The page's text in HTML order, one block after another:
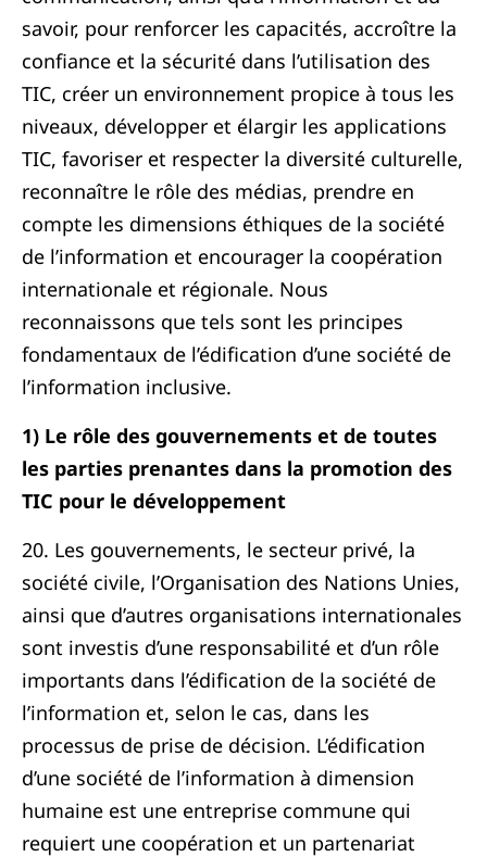
savoir, pour renforcer les capacités, accroître la
confiance et la sécurité dans l’utilisation des
TIC, créer un environnement propice à tous les
niveaux, développer et élargir les applications
TIC, favoriser et respecter la diversité culturelle,
reconnaître le rôle des médias, prendre en
compte les dimensions éthiques de la société
de l’information et encourager la coopération
internationale et régionale. Nous
reconnaissons que tels sont les principes
fondamentaux de l’édification d’une société de
l’information inclusive.
1) Le rôle des gouvernements et de toutes
les parties prenantes dans la promotion des
TIC pour le développement
20. Les gouvernements, le secteur privé, la
société civile, l’Organisation des Nations Unies,
ainsi que d’autres organisations internationales
sont investis d’une responsabilité et d’un rôle
importants dans l’édification de la société de
l’information et, selon le cas, dans les
processus de prise de décision. L’édification
d’une société de l’information à dimension
humaine est une entreprise commune qui
requiert une coopération et un partenariat